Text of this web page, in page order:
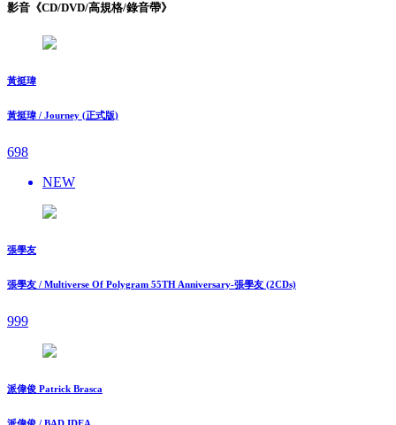
影音《CD/DVD/高規格/錄音帶》
黃挺瑋
黃挺瑋 / Journey (正式版)
698
NEW
張學友
張學友 / Multiverse Of Polygram 55TH Anniversary-張學友 (2CDs)
999
派偉俊 Patrick Brasca